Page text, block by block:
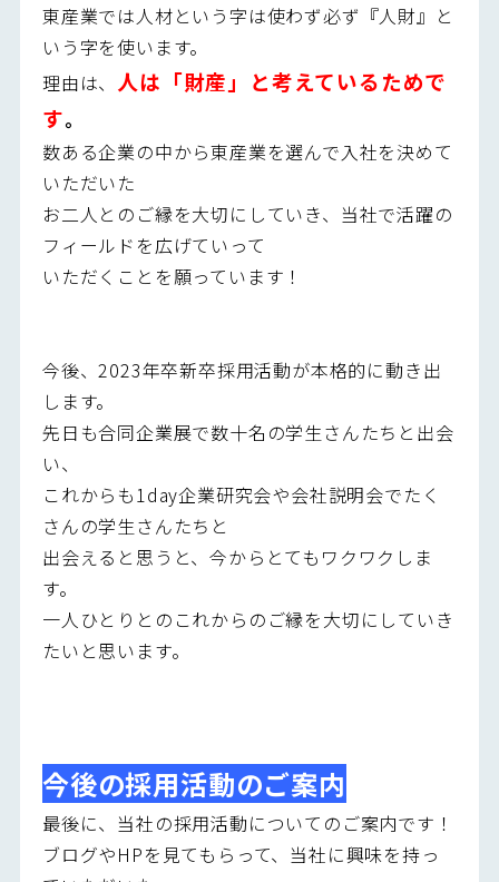
東産業では人材という字は使わず必ず『人財』と
いう字を使います。
理由は、 人は「財産」と考えているためで
す。
数ある企業の中から東産業を選んで入社を決めて
いただいた
お二人とのご縁を大切にしていき、当社で活躍の
フィールドを広げていって
いただくことを願っています！
今後、2023年卒新卒採用活動が本格的に動き出
します。
先日も合同企業展で数十名の学生さんたちと出会
い、
これからも1day企業研究会や会社説明会でたく
さんの学生さんたちと
出会えると思うと、今からとてもワクワクしま
す。
一人ひとりとのこれからのご縁を大切にしていき
たいと思います。
今後の採用活動のご案内
最後に、当社の採用活動についてのご案内です！
ブログやHPを見てもらって、当社に興味を持っ